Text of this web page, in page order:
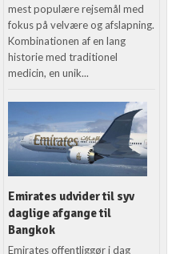
mest populære rejsemål med
fokus på velvære og afslapning.
Kombinationen af en lang
historie med traditionel
medicin, en unik...
Emirates udvider til syv
daglige afgange til
Bangkok
Emirates offentliggør i dag